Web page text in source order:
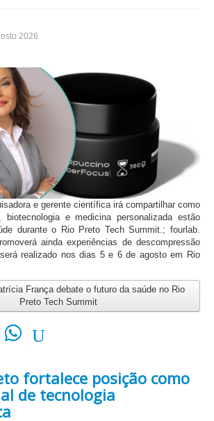
2026
e gerente científica irá compartilhar como
biotecnologia e medicina personalizada estão
durante o Rio Preto Tech Summit.; fourlab.
ainda experiências de descompressão
realizado nos dias 5 e 6 de agosto em Rio
França debate o futuro da saúde no Rio
Preto Tech Summit
fortalece posição como
de tecnologia